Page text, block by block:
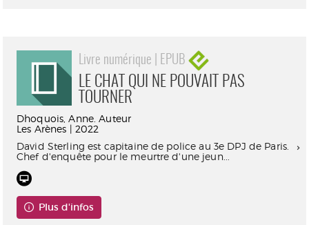
Livre numérique | EPUB
LE CHAT QUI NE POUVAIT PAS
TOURNER
Dhoquois, Anne. Auteur
Les Arènes | 2022
David Sterling est capitaine de police au 3e DPJ de Paris.
Chef d'enquête pour le meurtre d'une jeun...
Plus d'infos